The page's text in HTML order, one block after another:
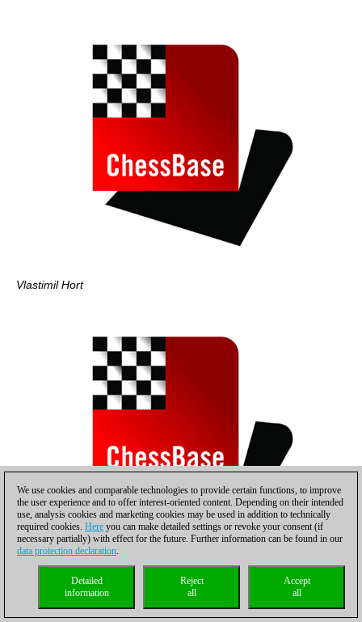
Vlastimil Hort
Oleg Romanishin
We use cookies and comparable technologies to provide certain functions, to improve
the user experience and to offer interest-oriented content. Depending on their intended
use, analysis cookies and marketing cookies may be used in addition to technically
required cookies. Here you can make detailed settings or revoke your consent (if
necessary partially) with effect for the future. Further information can be found in our
data protection declaration.
Accept
all
Reject
all
Detailed
information